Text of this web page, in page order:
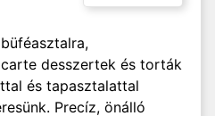
desszertek és torták
és tapasztalattal
Precíz, önálló